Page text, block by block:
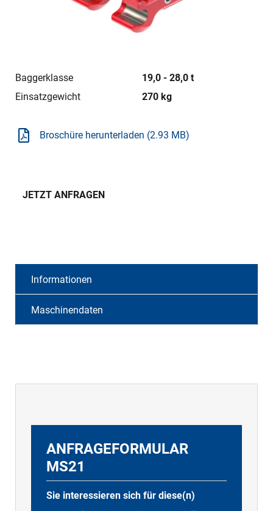
Baggerklasse
19,0 - 28,0 t
Einsatzgewicht
270 kg
Broschüre herunterladen (2.93 MB)
JETZT ANFRAGEN
Informationen
Maschinendaten
ANFRAGEFORMULAR
MS21
Sie interessieren sich für diese(n)